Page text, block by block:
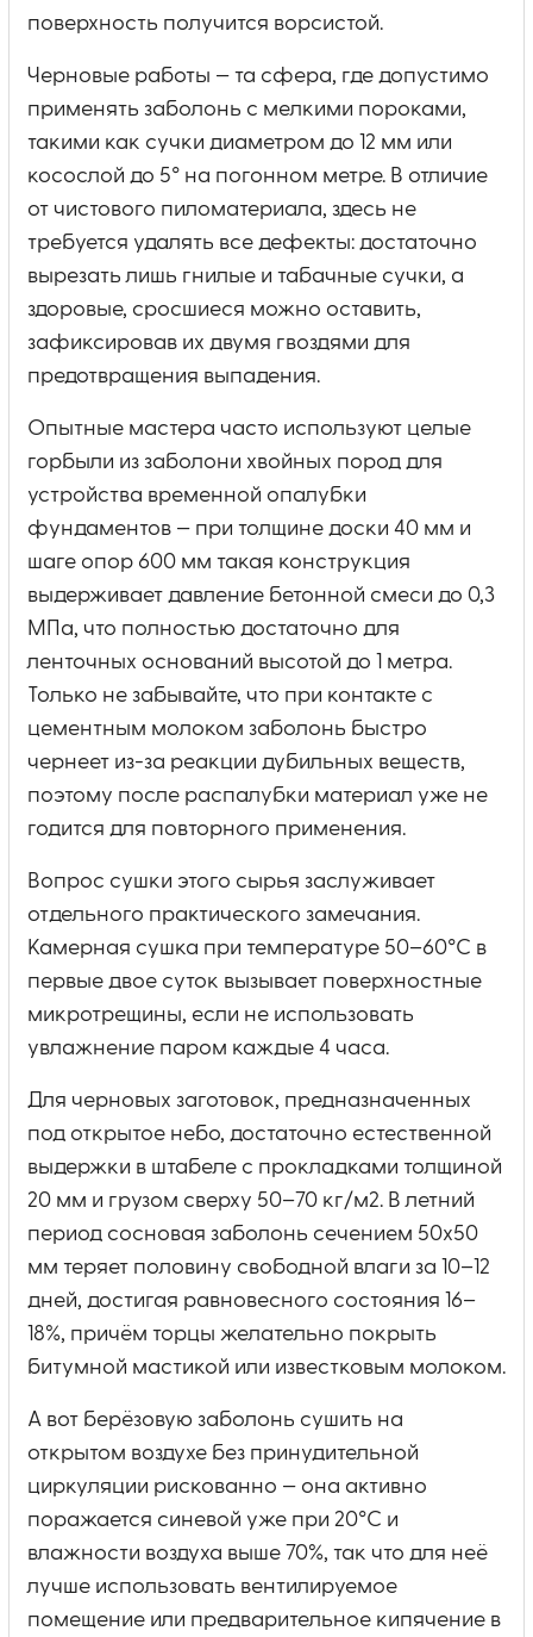
поверхность получится ворсистой.
Черновые работы — та сфера, где допустимо
применять заболонь с мелкими пороками,
такими как сучки диаметром до 12 мм или
косослой до 5° на погонном метре. В отличие
от чистового пиломатериала, здесь не
требуется удалять все дефекты: достаточно
вырезать лишь гнилые и табачные сучки, а
здоровые, сросшиеся можно оставить,
зафиксировав их двумя гвоздями для
предотвращения выпадения.
Опытные мастера часто используют целые
горбыли из заболони хвойных пород для
устройства временной опалубки
фундаментов — при толщине доски 40 мм и
шаге опор 600 мм такая конструкция
выдерживает давление бетонной смеси до 0,3
МПа, что полностью достаточно для
ленточных оснований высотой до 1 метра.
Только не забывайте, что при контакте с
цементным молоком заболонь быстро
чернеет из-за реакции дубильных веществ,
поэтому после распалубки материал уже не
годится для повторного применения.
Вопрос сушки этого сырья заслуживает
отдельного практического замечания.
Камерная сушка при температуре 50–60°C в
первые двое суток вызывает поверхностные
микротрещины, если не использовать
увлажнение паром каждые 4 часа.
Для черновых заготовок, предназначенных
под открытое небо, достаточно естественной
выдержки в штабеле с прокладками толщиной
20 мм и грузом сверху 50–70 кг/м2. В летний
период сосновая заболонь сечением 50х50
мм теряет половину свободной влаги за 10–12
дней, достигая равновесного состояния 16–
18%, причём торцы желательно покрыть
битумной мастикой или известковым молоком.
А вот берёзовую заболонь сушить на
открытом воздухе без принудительной
циркуляции рискованно — она активно
поражается синевой уже при 20°C и
влажности воздуха выше 70%, так что для неё
лучше использовать вентилируемое
помещение или предварительное кипячение в